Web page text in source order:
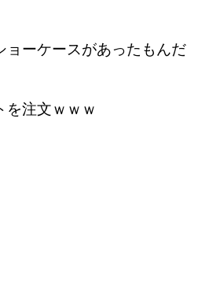
ョーケースがあったもんだ
を注文ｗｗｗ